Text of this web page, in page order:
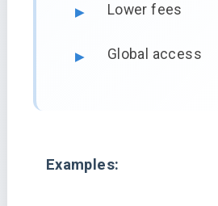
Lower fees
Global access
Examples: